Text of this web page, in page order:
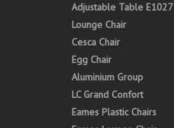
Adjustable Table E1027
Lounge Chair
Cesca Chair
Egg Chair
Aluminium Group
LC Grand Confort
Eames Plastic Chairs